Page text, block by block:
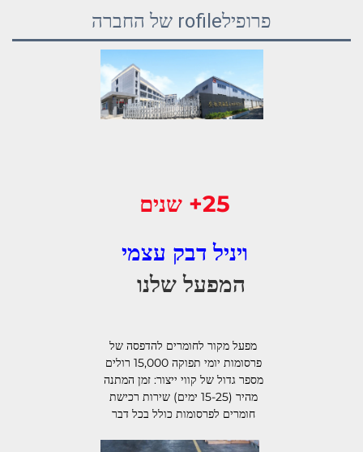
פרופילrofile של החברה
25+ שנים
ויניל דבק עצמי
המפעל שלנו
חומרים לפרסומות כולל בכל דבר